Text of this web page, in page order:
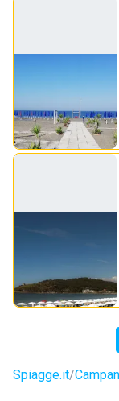
Spiagge.it